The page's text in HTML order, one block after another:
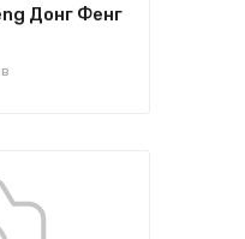
Донг Фенг